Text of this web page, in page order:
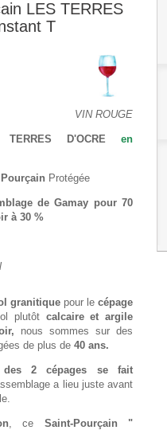
LES TERRES
T
VIN ROUGE
TERRES D'OCRE en
Protégée
de Gamay pour 70
à 30 %
granitique pour le cépage
plutôt calcaire et argile
nous sommes sur des
de plus de 40 ans.
2 cépages
se fait
a lieu juste avant
, ce Saint-Pourçain "